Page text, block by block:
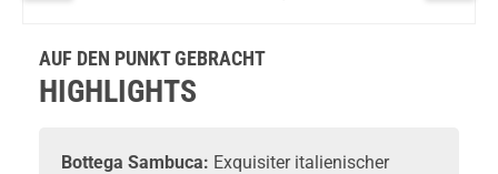
AUF DEN PUNKT GEBRACHT
HIGHLIGHTS
Bottega Sambuca: Exquisiter italienischer